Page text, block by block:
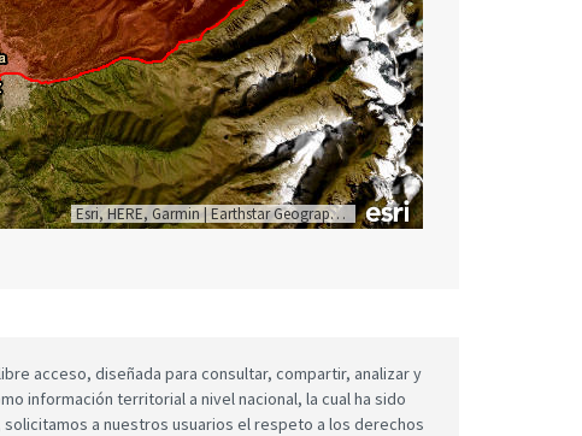
Esri, HERE, Garmin|Earthstar Geographics
acceso, diseñada para consultar, compartir, analizar y
información territorial a nivel nacional, la cual ha sido
a nuestros usuarios el respeto a los derechos